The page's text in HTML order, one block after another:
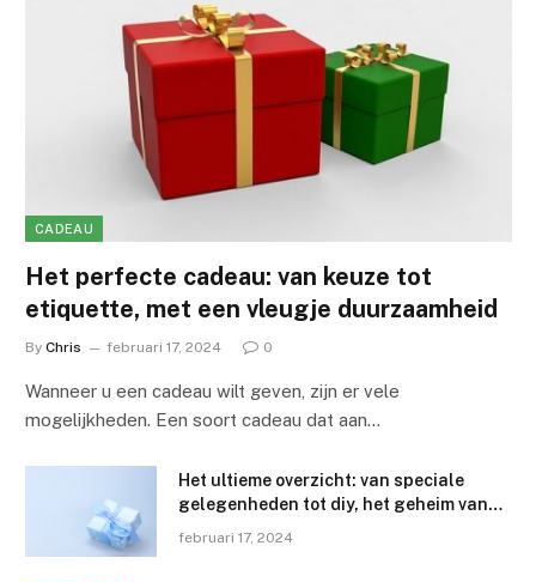
CADEAU
Het perfecte cadeau: van keuze tot
etiquette, met een vleugje duurzaamheid
By Chris februari 17, 2024 0
Wanneer u een cadeau wilt geven, zijn er vele
mogelijkheden. Een soort cadeau dat aan…
Het ultieme overzicht: van speciale
gelegenheden tot diy, het geheim van
februari 17, 2024